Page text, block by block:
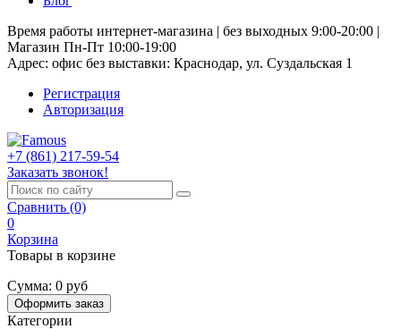
Время работы интернет-магазина | без выходных 9:00-20:00 |
Магазин Пн-Пт 10:00-19:00
Адрес: офис без выставки: Краснодар, ул. Суздальская 1
Регистрация
Авторизация
+7 (861) 217-59-54
Заказать звонок!
Сравнить (0)
0
Корзина
Товары в корзине
Сумма: 0 руб
Оформить заказ
Категории